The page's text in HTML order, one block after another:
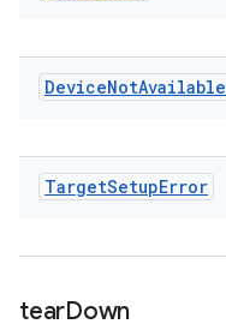
DeviceNotAvailable
TargetSetupError
tearDown